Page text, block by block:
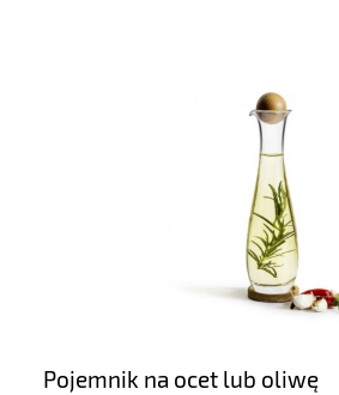
Pojemnik na ocet lub oliwę